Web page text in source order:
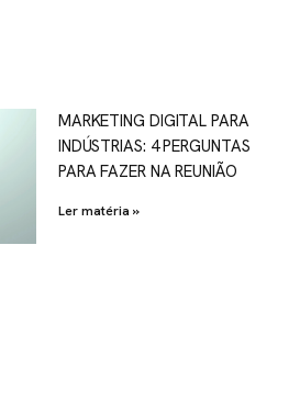
MARKETING DIGITAL PARA
INDÚSTRIAS: 4 PERGUNTAS
PARA FAZER NA REUNIÃO
Ler matéria »